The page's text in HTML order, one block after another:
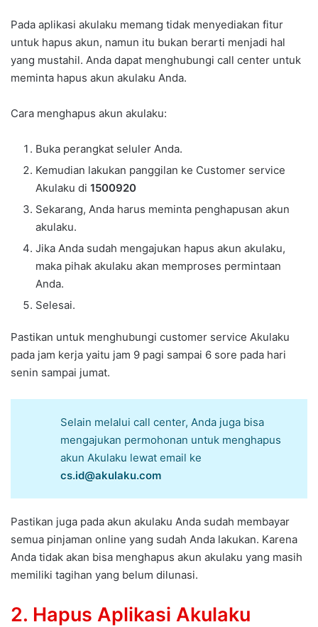
Pada aplikasi akulaku memang tidak menyediakan fitur
untuk hapus akun, namun itu bukan berarti menjadi hal
yang mustahil. Anda dapat menghubungi call center untuk
meminta hapus akun akulaku Anda.
Cara menghapus akun akulaku:
Buka perangkat seluler Anda.
Kemudian lakukan panggilan ke Customer service
Akulaku di 1500920
Sekarang, Anda harus meminta penghapusan akun
akulaku.
Jika Anda sudah mengajukan hapus akun akulaku,
maka pihak akulaku akan memproses permintaan
Anda.
Selesai.
Pastikan untuk menghubungi customer service Akulaku
pada jam kerja yaitu jam 9 pagi sampai 6 sore pada hari
senin sampai jumat.
Selain melalui call center, Anda juga bisa
mengajukan permohonan untuk menghapus
akun Akulaku lewat email ke
cs.id@akulaku.com
Pastikan juga pada akun akulaku Anda sudah membayar
semua pinjaman online yang sudah Anda lakukan. Karena
Anda tidak akan bisa menghapus akun akulaku yang masih
memiliki tagihan yang belum dilunasi.
2. Hapus Aplikasi Akulaku